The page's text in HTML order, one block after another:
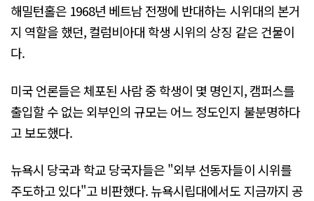
해밀턴홀은 1968년 베트남 전쟁에 반대하는 시위대의 본거
지 역할을 했던, 컬럼비아대 학생 시위의 상징 같은 건물이
다.
미국 언론들은 체포된 사람 중 학생이 몇 명인지, 캠퍼스를
출입할 수 없는 외부인의 규모는 어느 정도인지 불분명하다
고 보도했다.
뉴욕시 당국과 학교 당국자들은 "외부 선동자들이 시위를
주도하고 있다"고 비판했다. 뉴욕시립대에서도 지금까지 공